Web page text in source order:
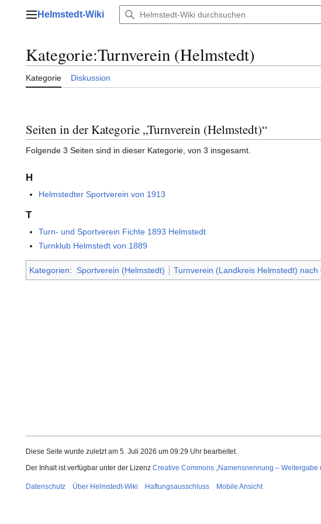
Hauptmenü
Helmstedt-Wiki
Kategorie:Turnverein (Helmstedt)
Kategorie Diskussion
Seiten in der Kategorie „Turnverein (Helmstedt)“
Folgende 3 Seiten sind in dieser Kategorie, von 3 insgesamt.
H
Helmstedter Sportverein von 1913
T
Turn- und Sportverein Fichte 1893 Helmstedt
Turnklub Helmstedt von 1889
Kategorien: Sportverein (Helmstedt) Turnverein (Landkreis Helmstedt) nach
Diese Seite wurde zuletzt am 5. Juli 2026 um 09:29 Uhr bearbeitet.
Der Inhalt ist verfügbar unter der Lizenz Creative Commons „Namensnennung –
Datenschutz Über Helmstedt-Wiki Haftungsausschluss Mobile Ansicht